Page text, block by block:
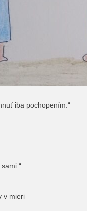
iba pochopením.“
v mieri